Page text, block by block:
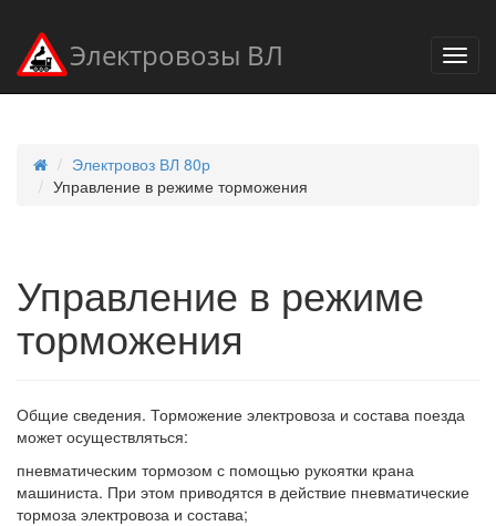
Электровозы ВЛ
Электровоз ВЛ 80р
Управление в режиме торможения
Управление в режиме
торможения
Общие сведения. Торможение электровоза и состава поезда
может осуществляться:
пневматическим тормозом с помощью рукоятки крана
машиниста. При этом приводятся в действие пневматические
тормоза электровоза и состава;